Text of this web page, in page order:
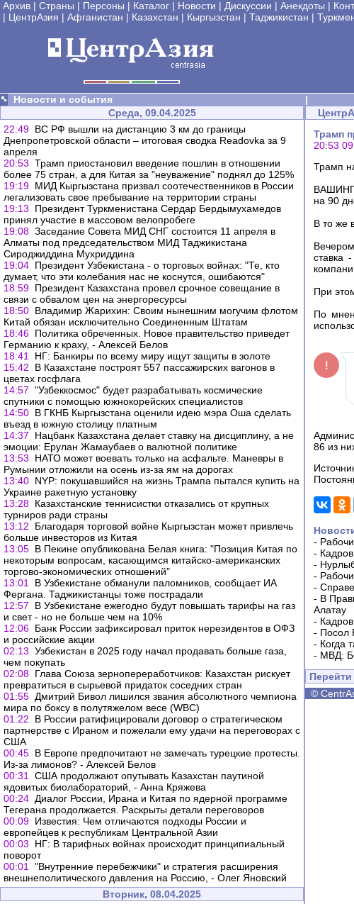
Архив | Страны | Персоны | Каталог | Новости | Дискуссии | Анекдоты |
| ЦентрАзия | Афганистан | Казахстан | Кыргызстан | Таджикистан |
Новости и события
|
Среда, 09.04.2025
22:49 ВС РФ вышли на дистанцию 3 км до границы
Днепропетровской области – итоговая сводка Readovka за 9
апреля
20:53 Трамп приостановил введение пошлин в отношении
более 75 стран, а для Китая за "неуважение" поднял до 125%
19:19 МИД Кыргызстана призвал соотечественников в России
легализовать свое пребывание на территории страны
19:13
Президент Туркменистана Сердар Бердымухамедов
принял участие в массовом велопробеге
19:08 Заседание Совета МИД СНГ состоится 11 апреля в
Алматы под председательством МИД Таджикистана
Сироджиддина Мухриддина
19:04 Президент Узбекистана - о торговых войнах: "Те, кто
думает, что эти колебания нас не коснутся, ошибаются"
18:59 Президент Казахстана провел срочное совещание в
связи c обвалом цен на энергоресурсы
18:50 Владимир Жарихин: Своим нынешним могучим флотом
Китай обязан исключительно Соединенным Штатам
18:46 Политика обреченных. Новое правительство приведет
Германию к краху, - Алексей Белов
18:41
НГ: Банкиры по всему миру ищут защиты в золоте
15:42
В Казахстане построят 557 пассажирских вагонов в
цветах госфлага
14:57 "Узбеккосмос" будет разрабатывать космические
спутники с помощью южнокорейских специалистов
14:50 В ГКНБ Кыргызстана оценили идею мэра Оша сделать
въезд в южную столицу платным
14:37
Нацбанк Казахстана делает ставку на дисциплину, а не
эмоции: Ерулан Жамаубаев о валютной политике
13:53
НАТО может воевать только на асфальте. Маневры в
Румынии отложили на осень из-за ям на дорогах
13:40 NYP: покушавшийся на жизнь Трампа пытался купить на
Украине ракетную установку
13:28 Казахстанские теннисистки отказались от крупных
турниров ради страны
13:12
Благодаря торговой войне Кыргызстан может привлечь
больше инвесторов из Китая
13:05 В Пекине опубликована Белая книга: "Позиция Китая по
некоторым вопросам, касающимся китайско-американских
торгово-экономических отношений"
13:01
В Узбекистане обманули паломников, сообщает ИА
Фергана. Таджикистанцы тоже пострадали
12:57
В Узбекистане ежегодно будут повышать тарифы на газ
и свет - но не больше чем на 10%
12:06 Банк России зафиксировал приток нерезидентов в ОФЗ
и российские акции
02:13 Узбекистан в 2025 году начал продавать больше газа,
чем покупать
02:08 Глава Союза зернопереработчиков: Казахстан рискует
превратиться в сырьевой придаток соседних стран
01:55 Дмитрий Бивол лишился звания абсолютного чемпиона
мира по боксу в полутяжелом весе (WBC)
01:22
В России ратифицировали договор о стратегическом
партнерстве с Ираном и пожелали ему удачи на переговорах с
США
00:45 В Европе предпочитают не замечать турецкие протесты.
Из-за лимонов? - Алексей Белов
00:31
США продолжают опутывать Казахстан паутиной
ядовитых биолабораторий, - Анна Кряжева
00:24 Диалог России, Ирана и Китая по ядерной программе
Тегерана продолжается. Раскрыты детали переговоров
00:09 Известия: Чем отличаются подходы России и
европейцев к республикам Центральной Азии
00:03
НГ: В тарифных войнах происходит принципиальный
поворот
00:01
"Внутренние перебежчики" и стратегия расширения
внешнеполитического давления на Россию, - Олег Яновский
Вторник, 08.04.2025
Трамп
20:53
Трамп
на 90
В то же
ставка
При
По
86 из
-
-
-
-
-
- В
Алатау
-
- Посол
- Когда
- МВД:
©